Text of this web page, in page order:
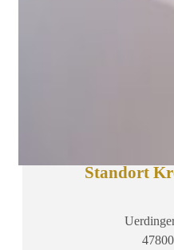
Standort